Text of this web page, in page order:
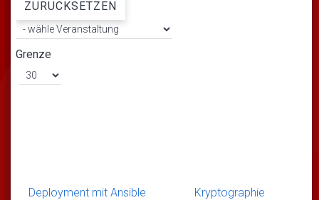
ZURÜCKSETZEN
Grenze
Deployment mit Ansible
Kryptographie